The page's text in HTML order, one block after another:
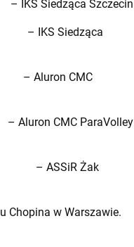
Szczecin
Siedząca
CMC
CMC ParaVolley
– ASSiR Żak
Chopina w Warszawie.